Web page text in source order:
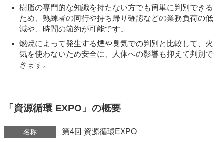
樹脂の専門的な知識を持たない方でも簡単に判別できる
ため、熟練者の同行や持ち帰り確認などの業務負荷の低
減や、時間の節約が可能です。
燃焼によって発生する煙や臭気での判別と比較して、火
気を使わないため安全に、人体への影響も抑えて判別で
きます。
「資源循環 EXPO」の概要
名称 第4回 資源循環EXPO